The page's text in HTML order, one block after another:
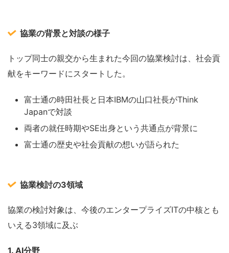
協業の背景と対談の様子
トップ同士の親交から生まれた今回の協業検討は、社会貢
献をキーワードにスタートした。
富士通の時田社長と日本IBMの山口社長がThink
Japanで対談
両者の就任時期やSE出身という共通点が背景に
富士通の歴史や社会貢献の想いが語られた
協業検討の3領域
協業の検討対象は、今後のエンタープライズITの中核とも
いえる3領域に及ぶ
1. AI分野